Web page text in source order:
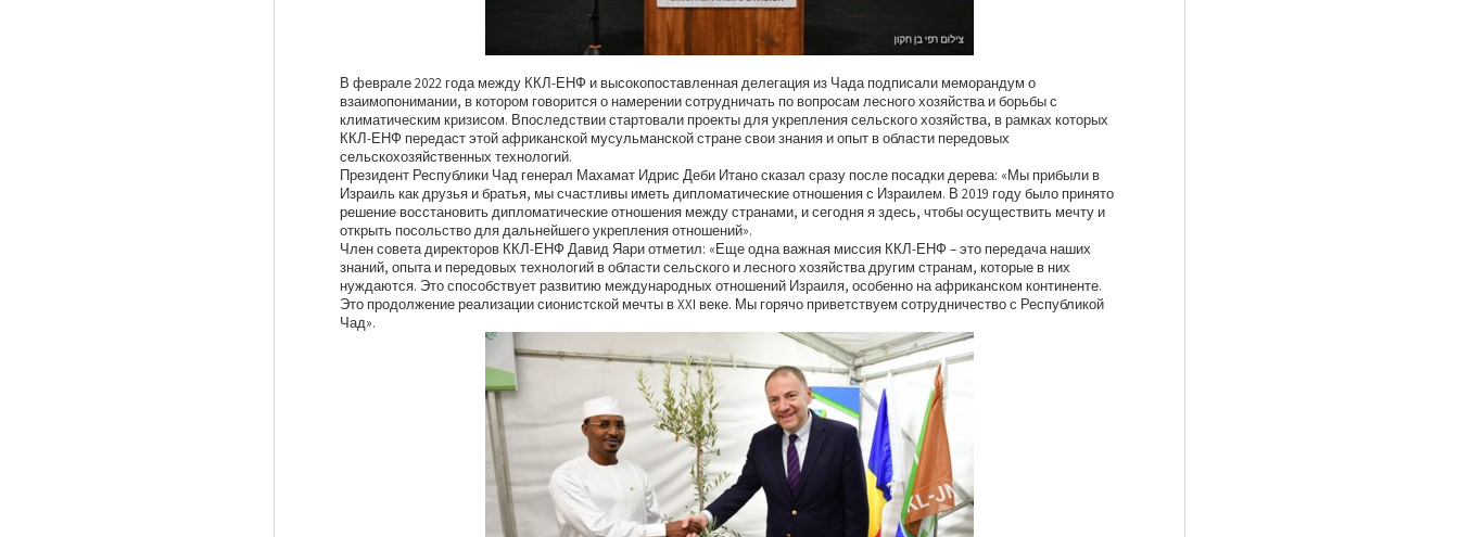
В феврале 2022 года между ККЛ-ЕНФ и высокопоставленная делегация из Чада подписали меморандум о
взаимопонимании, в котором говорится о намерении сотрудничать по вопросам лесного хозяйства и борьбы с
климатическим кризисом. Впоследствии стартовали проекты для укрепления сельского хозяйства, в рамках которых
ККЛ-ЕНФ передаст этой африканской мусульманской стране свои знания и опыт в области передовых
сельскохозяйственных технологий.
Президент Республики Чад генерал Махамат Идрис Деби Итано сказал сразу после посадки дерева: «Мы прибыли в
Израиль как друзья и братья, мы счастливы иметь дипломатические отношения с Израилем. В 2019 году было принято
решение восстановить дипломатические отношения между странами, и сегодня я здесь, чтобы осуществить мечту и
открыть посольство для дальнейшего укрепления отношений».
Член совета директоров ККЛ-ЕНФ Давид Яари отметил: «Еще одна важная миссия ККЛ-ЕНФ – это передача наших
знаний, опыта и передовых технологий в области сельского и лесного хозяйства другим странам, которые в них
нуждаются. Это способствует развитию международных отношений Израиля, особенно на африканском континенте.
Это продолжение реализации сионистской мечты в XXI веке. Мы горячо приветствуем сотрудничество с Республикой
Чад».